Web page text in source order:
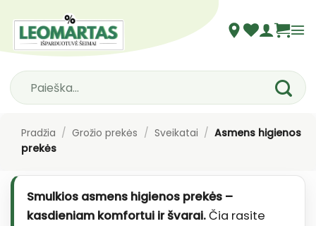
content
Ieškoti:
Pradžia / Grožio prekės / Sveikatai / Asmens higienos
prekės
Smulkios asmens higienos prekės –
kasdieniam komfortui ir švarai.Čia rasite